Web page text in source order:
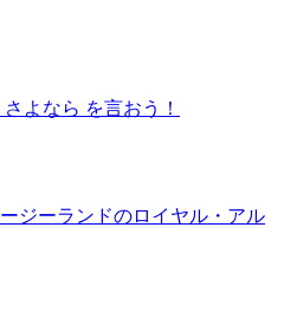
よなら を言おう！
ジーランドのロイヤル・アル